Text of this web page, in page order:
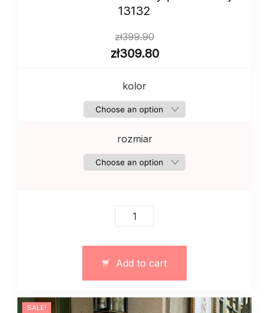
13132
zł399.90
zł309.80
kolor
rozmiar
Damski
powlekanej
13132
quantity
Add to cart
SALE!